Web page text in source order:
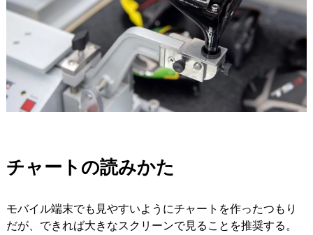
チャートの読みかた
モバイル端末でも見やすいようにチャートを作ったつもり
だが、できれば大きなスクリーンで見ることを推奨する。